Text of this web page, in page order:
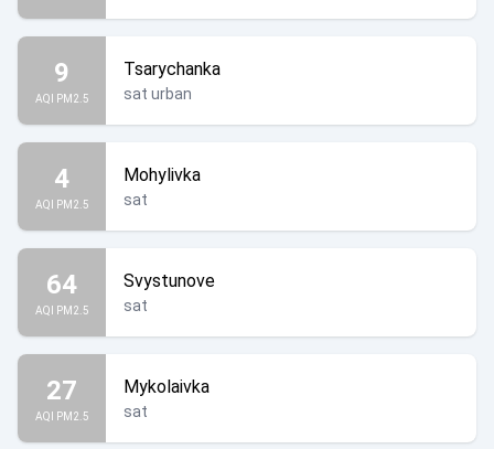
9
AQI PM2.5
Tsarychanka
sat urban
4
AQI PM2.5
Mohylivka
sat
64
AQI PM2.5
Svystunove
sat
27
AQI PM2.5
Mykolaivka
sat